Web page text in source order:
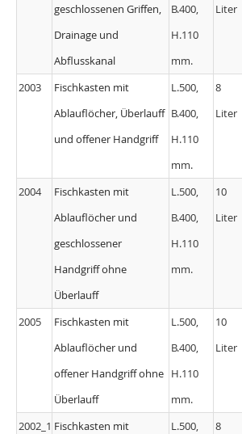
geschlossenen Griffen,
Drainage und
Abflusskanal
B.400,
H.110
mm.
Liter
2003
Fischkasten mit
Ablauflöcher, Überlauff
und offener Handgriff
L.500,
B.400,
H.110
mm.
8
Liter
2004
Fischkasten mit
Ablauflöcher und
geschlossener
Handgriff ohne
Überlauff
L.500,
B.400,
H.110
mm.
10
Liter
2005
Fischkasten mit
Ablauflöcher und
offener Handgriff ohne
Überlauff
L.500,
B.400,
H.110
mm.
10
Liter
2002_1 Fischkasten mit
L.500,
8